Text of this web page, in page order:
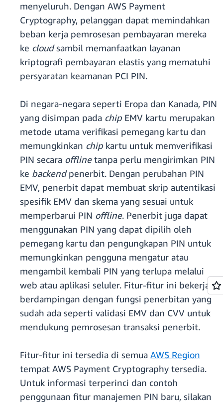
menyeluruh. Dengan AWS Payment
Cryptography, pelanggan dapat memindahkan
beban kerja pemrosesan pembayaran mereka
ke cloudsambil memanfaatkan layanan
kriptografi pembayaran elastis yang mematuhi
persyaratan keamanan PCI PIN.
Di negara-negara seperti Eropa dan Kanada, PIN
yang disimpan pada chipEMV kartu merupakan
metode utama verifikasi pemegang kartu dan
memungkinkan chipkartu untuk memverifikasi
PIN secara offlinetanpa perlu mengirimkan PIN
ke backendpenerbit. Dengan perubahan PIN
EMV, penerbit dapat membuat skrip autentikasi
spesifik EMV dan skema yang sesuai untuk
memperbarui PIN offline. Penerbit juga dapat
menggunakan PIN yang dapat dipilih oleh
pemegang kartu dan pengungkapan PIN untuk
memungkinkan pengguna mengatur atau
mengambil kembali PIN yang terlupa melalui
web atau aplikasi seluler. Fitur-fitur ini bekerja
berdampingan dengan fungsi penerbitan yang
sudah ada seperti validasi EMV dan CVV untuk
mendukung pemrosesan transaksi penerbit.
Fitur-fitur ini tersedia di semua AWS Region
tempat AWS Payment Cryptography tersedia.
Untuk informasi terperinci dan contoh
penggunaan fitur manajemen PIN baru, silakan